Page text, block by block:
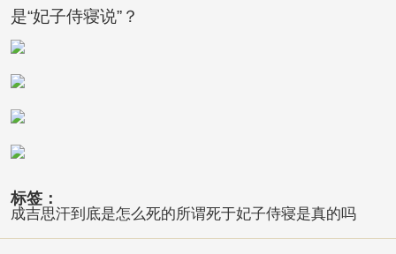
是“妃子侍寝说”？
标签：
成吉思汗到底是怎么死的所谓死于妃子侍寝是真的吗